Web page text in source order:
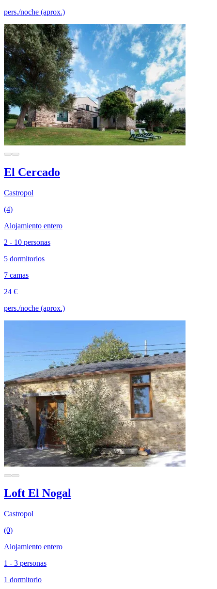
pers./noche (aprox.)
El Cercado
Castropol
(4)
Alojamiento entero
2 - 10 personas
5 dormitorios
7 camas
24 €
pers./noche (aprox.)
Loft El Nogal
Castropol
(0)
Alojamiento entero
1 - 3 personas
1 dormitorio